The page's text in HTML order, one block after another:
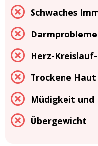
Schwaches
Darmprobleme
Herz-
Trockene
Müdigkeit und
Übergewicht